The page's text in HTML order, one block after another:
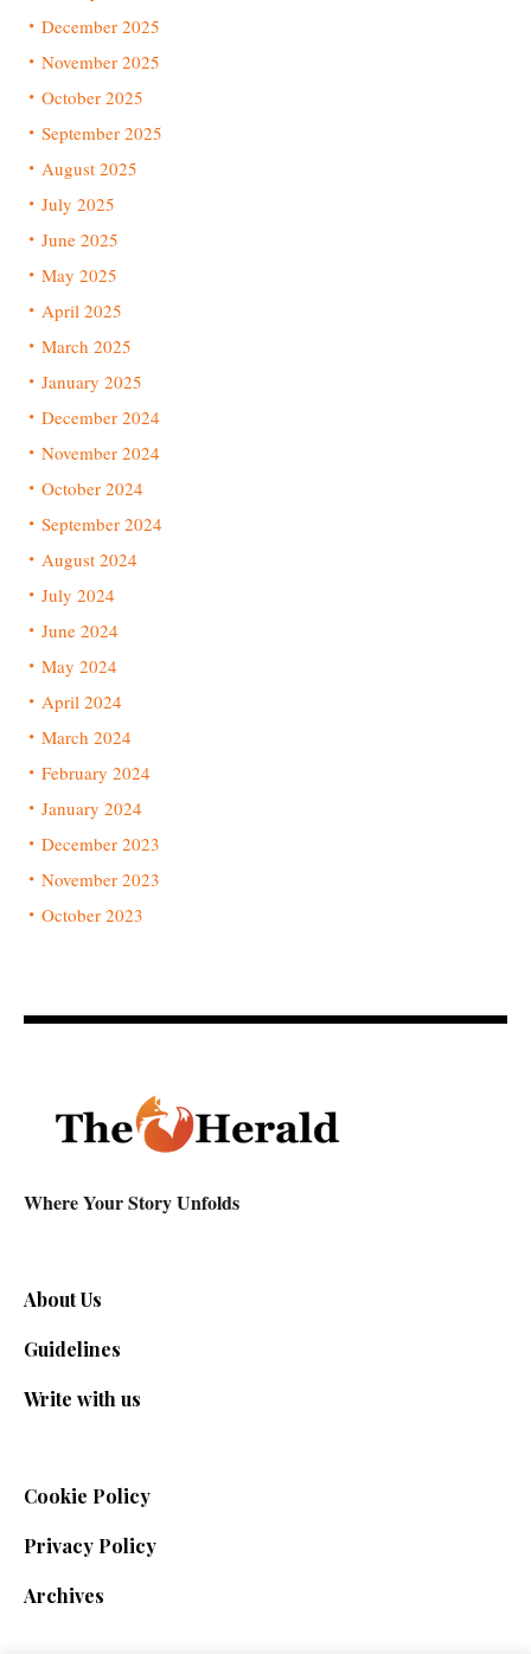
December 2025
November 2025
October 2025
September 2025
August 2025
July 2025
June 2025
May 2025
April 2025
March 2025
January 2025
December 2024
November 2024
October 2024
September 2024
August 2024
July 2024
June 2024
May 2024
April 2024
March 2024
February 2024
January 2024
December 2023
November 2023
October 2023
Where Your Story Unfolds
About Us
Guidelines
Write with us
Cookie Policy
Privacy Policy
Archives